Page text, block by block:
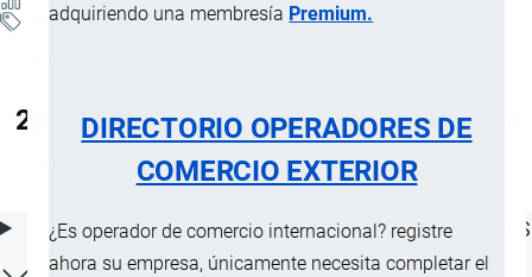
adquiriendo una membresía Premium.
DIRECTORIO OPERADORES DE
COMERCIO EXTERIOR
¿Es operador de comercio internacional? registre
ahora su empresa, únicamente necesita completar el
Notas Explicativas
22.09 Vinagre y sucedáneos del vinagre
obtenidos a partir del ácido acético
ÍNDICE DE CONTENIDOS